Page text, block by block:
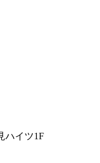
ハイツ1F